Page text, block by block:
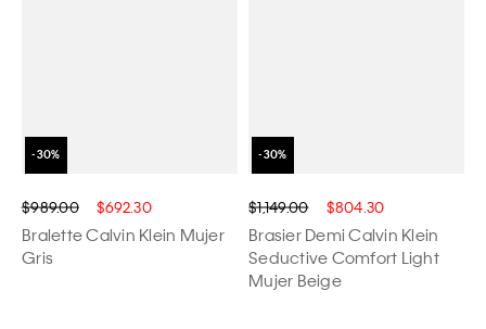
$989.00 $692.30
Bralette Calvin Klein Mujer
Gris
$1,149.00 $804.30
Brasier Demi Calvin Klein
Seductive Comfort Light
Mujer Beige